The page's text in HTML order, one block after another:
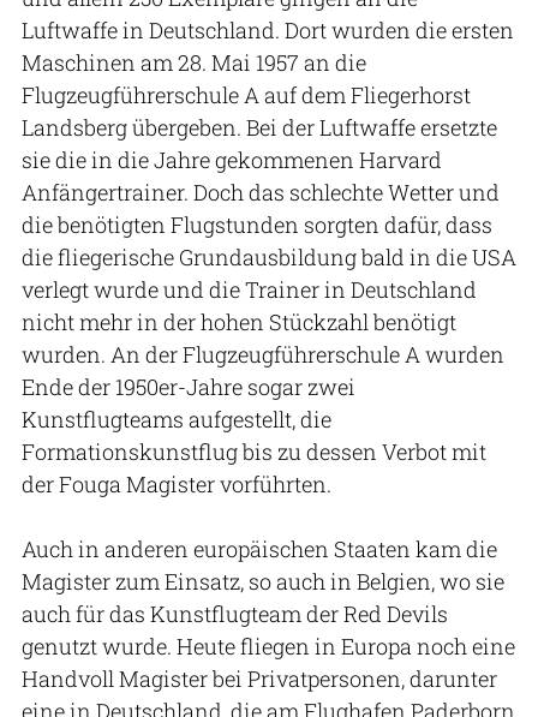
Luftwaffe in Deutschland. Dort wurden die ersten
Maschinen am 28. Mai 1957 an die
Flugzeugführerschule A auf dem Fliegerhorst
Landsberg übergeben. Bei der Luftwaffe ersetzte
sie die in die Jahre gekommenen Harvard
Anfängertrainer. Doch das schlechte Wetter und
die benötigten Flugstunden sorgten dafür, dass
die fliegerische Grundausbildung bald in die USA
verlegt wurde und die Trainer in Deutschland
nicht mehr in der hohen Stückzahl benötigt
wurden. An der Flugzeugführerschule A wurden
Ende der 1950er-Jahre sogar zwei
Kunstflugteams aufgestellt, die
Formationskunstflug bis zu dessen Verbot mit
der Fouga Magister vorführten.
Auch in anderen europäischen Staaten kam die
Magister zum Einsatz, so auch in Belgien, wo sie
auch für das Kunstflugteam der Red Devils
genutzt wurde. Heute fliegen in Europa noch eine
Handvoll Magister bei Privatpersonen, darunter